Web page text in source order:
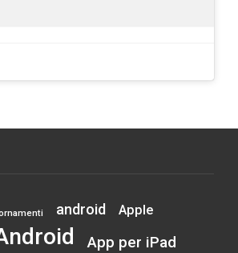
android Apple
App per iPad